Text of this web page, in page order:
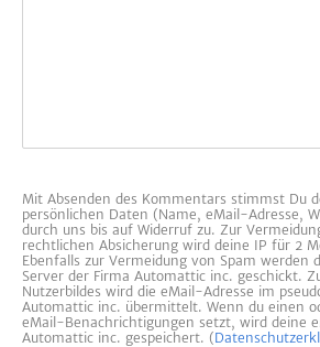
Mit Absenden des Kommentars stimmst Du
persönlichen Daten (Name, eMail-Adresse,
durch uns bis auf Widerruf zu. Zur
rechtlichen Absicherung wird deine IP für 2
Ebenfalls zur Vermeidung von Spam werden
Server der Firma Automattic inc. geschickt.
Nutzerbildes wird die eMail-Adresse im
Automattic inc. übermittelt. Wenn du einen
eMail-Benachrichtigungen setzt, wird deine
Automattic inc. gespeichert. (